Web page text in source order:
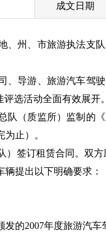
成文日期
州、市旅游执法支
、导游、旅游汽车驾
选活动全面有效展开
队（质监所）监制的
止）。
）签订租赁合同。双
提出以下明确要求：
的2007年度旅游汽车